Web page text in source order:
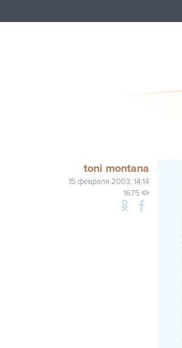
toni montana
15 февраля 2003, 14:14
1675